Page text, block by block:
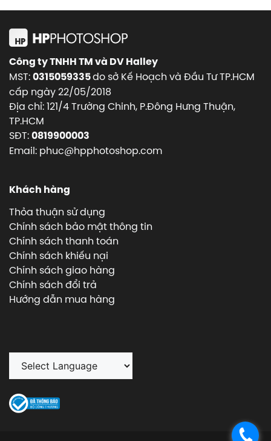
.
Công ty TNHH TM và DV Halley
MST:0315059335do sở Kế Hoạch và Đầu Tư TP.HCM
cấp ngày 22/05/2018
Địa chỉ: 121/4 Trường Chinh, P.Đông Hưng Thuận,
TP.HCM
SĐT:0819900003
Email: phuc@hpphotoshop.com
Khách hàng
Thỏa thuận sử dụng
Chính sách bảo mật thông tin
Chính sách thanh toán
Chính sách khiếu nại
Chính sách giao hàng
Chính sách đổi trả
Hướng dẫn mua hàng